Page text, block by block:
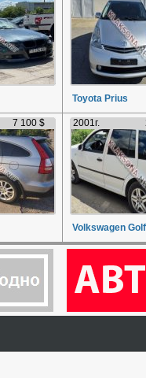
Toyota Prius
7 100 $ 2001г.
Volkswagen Golf